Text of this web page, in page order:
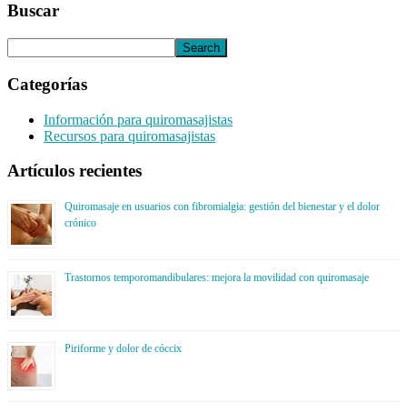
Buscar
Categorías
Información para quiromasajistas
Recursos para quiromasajistas
Artículos recientes
Quiromasaje en usuarios con fibromialgia: gestión del bienestar y el dolor
crónico
Trastornos temporomandibulares: mejora la movilidad con quiromasaje
Piriforme y dolor de cóccix